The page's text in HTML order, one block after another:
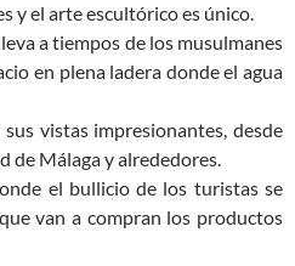
y el arte escultórico es único.
a tiempos de los musulmanes
en plena ladera donde el agua
vistas impresionantes, desde
de Málaga y alrededores.
el bullicio de los turistas se
van a compran los productos